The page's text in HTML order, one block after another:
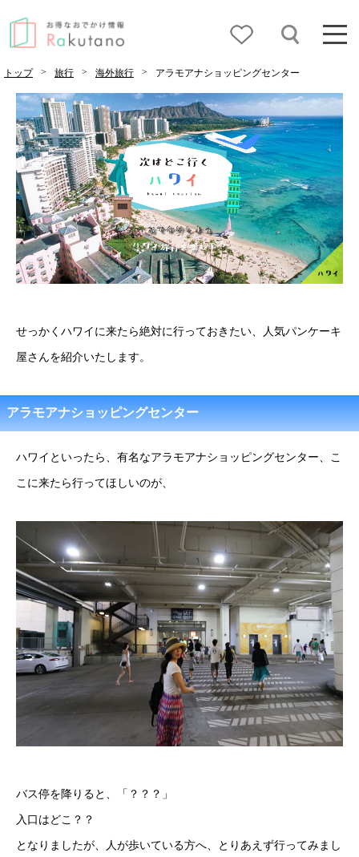
トップ > 旅行 > 海外旅行 > アラモアナショッピングセンター
せっかくハワイに来たら絶対に行っておきたい、人気パンケーキ
屋さんを紹介いたします。
アラモアナショッピングセンター
ハワイといったら、有名なアラモアナショッピングセンター、こ
こに来たら行ってほしいのが、
バス停を降りると、「？？？」
入口はどこ？？
となりましたが、人が歩いている方へ、とりあえず行ってみまし